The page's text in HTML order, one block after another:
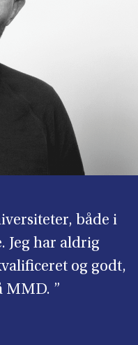
både i
Jeg har aldrig
og godt,
MMD. ”